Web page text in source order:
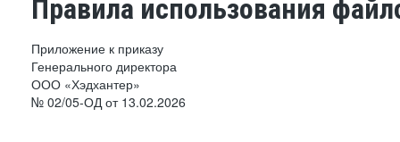
Правила использования
Приложение к приказу
Генерального директора
ООО «Хэдхантер»
№ 02/05-ОД от 13.02.2026